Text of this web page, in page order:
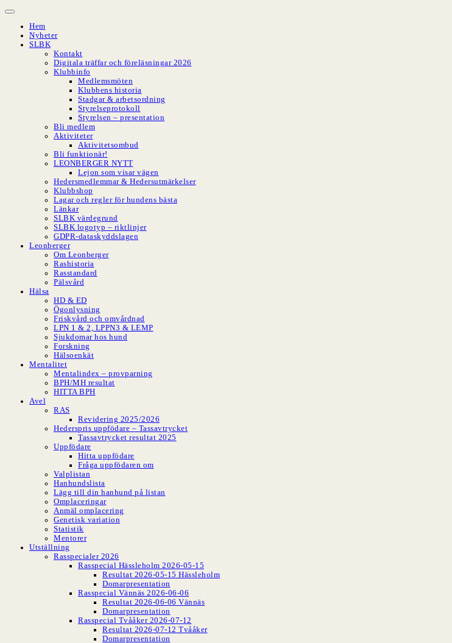
Hoppa
innehåll
Hem
Nyheter
SLBK
Kontakt
Digitala träffar och föreläsningar 2026
Klubbinfo
Medlemsmöten
Klubbens historia
Stadgar & arbetsordning
Styrelseprotokoll
Styrelsen – presentation
Bli medlem
Aktiviteter
Aktivitetsombud
Bli funktionär!
LEONBERGER NYTT
Lejon som visar vägen
Hedersmedlemmar & Hedersutmärkelser
Klubbshop
Lagar och regler för hundens bästa
Länkar
SLBK värdegrund
SLBK logotyp – riktlinjer
GDPR-dataskyddslagen
Leonberger
Om Leonberger
Rashistoria
Rasstandard
Pälsvård
Hälsa
HD & ED
Ögonlysning
Friskvård och omvårdnad
LPN 1 & 2, LPPN3 & LEMP
Sjukdomar hos hund
Forskning
Hälsoenkät
Mentalitet
Mentalindex – provparning
BPH/MH resultat
HITTA BPH
Avel
RAS
Revidering 2025/2026
Hederspris uppfödare – Tassavtrycket
Tassavtrycket resultat 2025
Uppfödare
Hitta uppfödare
Fråga uppfödaren om
Valplistan
Hanhundslista
Lägg till din hanhund på listan
Omplaceringar
Anmäl omplacering
Genetisk variation
Statistik
Mentorer
Utställning
Rasspecialer 2026
Rasspecial Hässleholm 2026-05-15
Resultat 2026-05-15 Hässleholm
Domarpresentation
Rasspecial Vännäs 2026-06-06
Resultat 2026-06-06 Vännäs
Domarpresentation
Rasspecial Tvååker 2026-07-12
Resultat 2026-07-12 Tvååker
Domarpresentation